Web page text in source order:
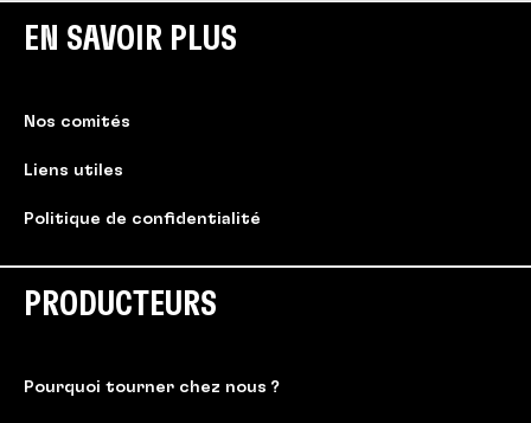
EN SAVOIR PLUS
Nos comités
Liens utiles
Politique de confidentialité
PRODUCTEURS
Pourquoi tourner chez nous ?